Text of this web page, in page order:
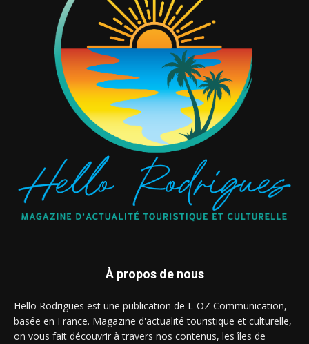
À propos de nous
Hello Rodrigues est une publication de L-OZ Communication,
basée en France. Magazine d'actualité touristique et culturelle,
on vous fait découvrir à travers nos contenus, les îles de